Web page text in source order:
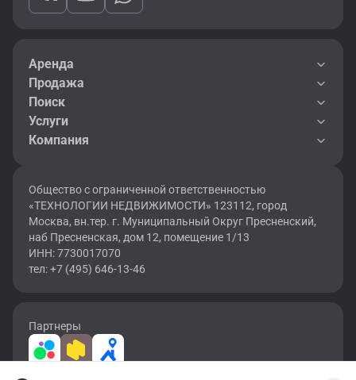
Аренда
Продажа
Поиск
Услуги
Компания
Общество с ограниченной ответственностью
«ТЕХНОЛОГИИ НЕДВИЖИМОСТИ» 123112, город
Москва, вн.тер. г. Муниципальный Округ Пресненский,
наб Пресненская, дом 12, помещение 1/13
ИНН: 7730017070
тел: +7 (495) 646-13-46
Партнеры